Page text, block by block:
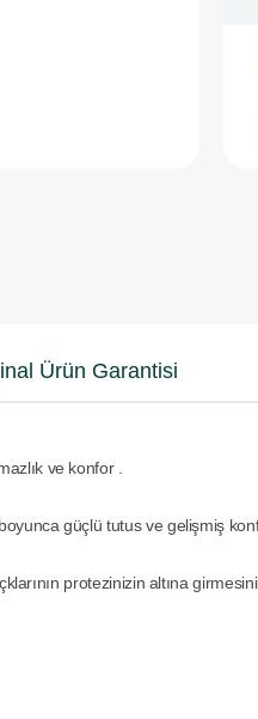
Ürün Garantisi
ve konfor .
güçlü tutus ve gelişmiş
protezinizin altına girmesini